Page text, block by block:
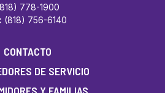
778-1900
(818) 756-6140
CONTACTO
DE SERVICIO
Y FAMILIAS